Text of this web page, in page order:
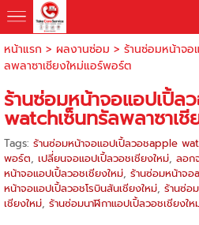
หน้าแรก > ผลงานซ่อม > ร้านซ่อมหน้าจอ
ลพลาซาเชียงใหม่แอร์พอร์ต
ร้านซ่อมหน้าจอแอปเปิ้ล
watchเซ็นทรัลพลาซาเ
Tags: ร้านซ่อมหน้าจอแอปเปิ้ลวอชapple
พอร์ต, เปลี่ยนจอแอปเปิ้ลวอชเชียงใหม่, ลอก
หน้าจอแอปเปิ้ลวอชเชียงใหม่, ร้านซ่อมหน้าจ
หน้าจอแอปเปิ้ลวอชโรบินสันเชียงใหม่, ร้านซ่อ
เชียงใหม่, ร้านซ่อมนาฬิกาแอปเปิ้ลวอชเชียงให